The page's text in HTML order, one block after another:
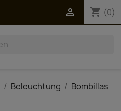
shopping_cart (0)

Beleuchtung
Bombillas